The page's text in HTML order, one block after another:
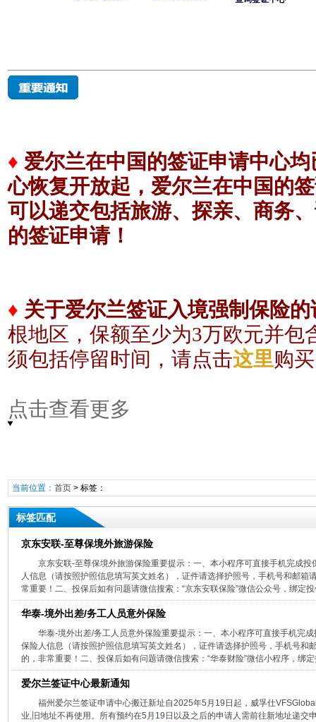
♦ 爱尔兰在中国的签证申请中心
心恢复开放起，爱尔兰在中国的
可以递交包括旅游、探亲、商务
的签证申请！
♦ 关于爱尔兰签证入境强制保险的
根地区，保额至少为3万欧元并包
须包括停留时间，请点击这里购
点击查看更多
当前位置： 首页> 标签：
标签匹配
京东安联-至尊保境外旅游保险
京东安联-至尊保境外旅游保险重要提示：一、本小程序可直接手机完成
人信息（请按照护照信息填写英文姓名），证件请选择护照号，手机号和邮箱
常重要！二、投保后如有问题请微信搜索：“京东安联保险”微信公众号，绑定
华泰-境外出差/务工人员意外保险
华泰-境外出差/务工人员意外保险重要提示：一、本小程序可直接手机完
保险人信息（请按照护照信息填写英文姓名），证件请选择护照号，手机号和
的，非常重要！二、投保后如有问题请微信搜索：“华泰财险”微信小程序，绑
爱尔兰签证中心最新通知
福州爱尔兰签证申请中心搬迁新址自2025年5月19日起，威孚仕
业,旧地址不再使用。所有预约在5月19日以及之后的申请人需前往新地址递交